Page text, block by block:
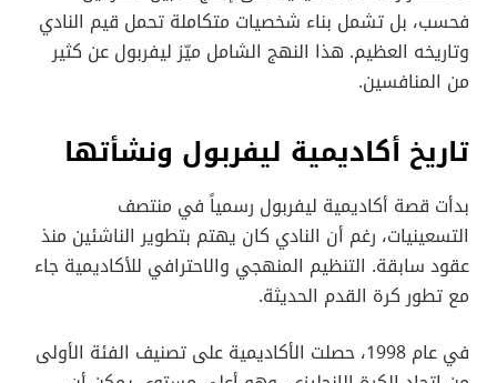
فحسب، بل تشمل بناء شخصيات متكاملة تحمل قيم النادي
وتاريخه العظيم. هذا النهج الشامل ميّز ليفربول عن كثير
من المنافسين.
تاريخ أكاديمية ليفربول ونشأتها
بدأت قصة أكاديمية ليفربول رسمياً في منتصف
التسعينيات، رغم أن النادي كان يهتم بتطوير الناشئين منذ
عقود سابقة. التنظيم المنهجي والاحترافي للأكاديمية جاء
مع تطور كرة القدم الحديثة.
في عام 1998، حصلت الأكاديمية على تصنيف الفئة الأولى